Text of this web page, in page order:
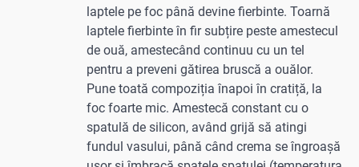
laptele pe foc până devine fierbinte. Toarnă
laptele fierbinte în fir subțire peste amestecul
de ouă, amestecând continuu cu un tel
pentru a preveni gătirea bruscă a ouălor.
Pune toată compoziția înapoi în cratiță, la
foc foarte mic. Amestecă constant cu o
spatulă de silicon, având grijă să atingi
fundul vasului, până când crema se îngroașă